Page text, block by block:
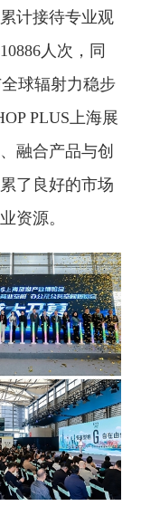
计接待专业观
人次，同
球辐射力稳步
PLUS上海展
融合产品与创
了良好的市场
资源。